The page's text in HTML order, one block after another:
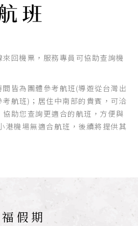
來回機票，服務專員可協助查詢機
皆為團體參考航班(導遊從台灣出
航班)；居住中南部的貴賓，可洽
助您查詢更適合的航班，方便與
港機場無適合航班，後續將提供其
假期